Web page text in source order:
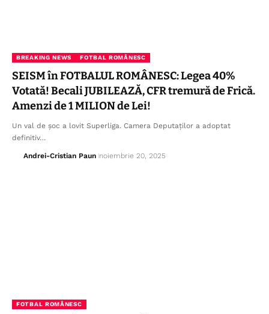
BREAKING NEWS FOTBAL ROMÂNESC
SEISM în FOTBALUL ROMÂNESC: Legea 40%
Votată! Becali JUBILEAZĂ, CFR tremură de Frică.
Amenzi de 1 MILION de Lei!
Un val de șoc a lovit Superliga. Camera Deputaților a adoptat
definitiv…
Andrei-Cristian Paun noiembrie 20, 2025
FOTBAL ROMÂNESC